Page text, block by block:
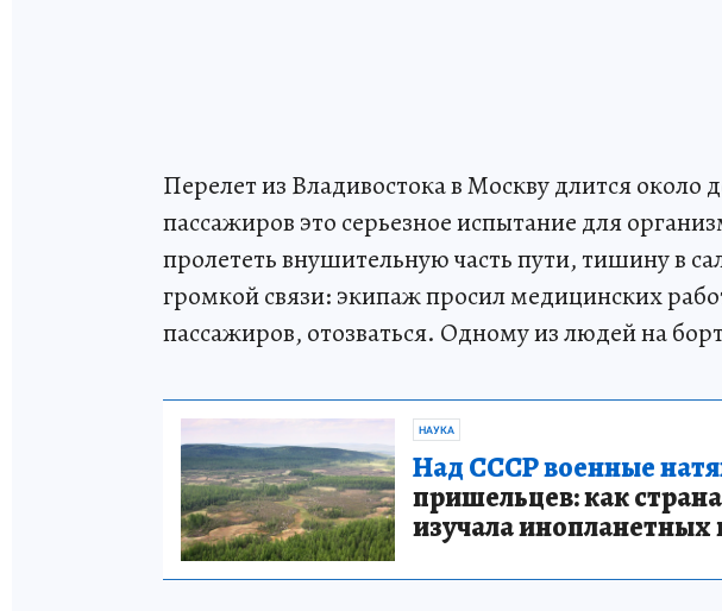
Перелет из Владивостока в Москву длится около
пассажиров это серьезное испытание для
пролететь внушительную часть пути, тишину в
громкой связи: экипаж просил медицинских
пассажиров, отозваться. Одному из людей на
НАУКА
Над СССР военные
пришельцев: как
изучала инопланетных